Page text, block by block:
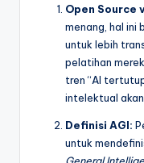
Open Source
menang, hal ini
untuk lebih
pelatihan
tren “AI
intelektual
Definisi AGI:
untuk